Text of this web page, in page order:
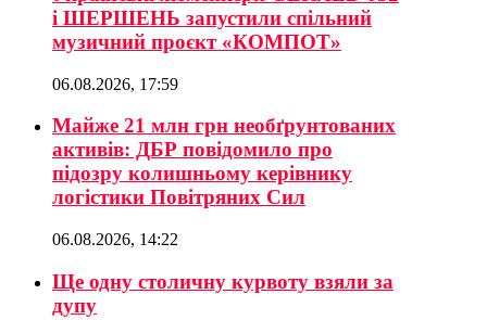
і ШЕРШЕНЬ запустили спільний
музичний проєкт «КОМПОТ»
06.08.2026, 17:59
Майже 21 млн грн необґрунтованих
активів: ДБР повідомило про
підозру колишньому керівнику
логістики Повітряних Сил
06.08.2026, 14:22
Ще одну столичну курвоту взяли за
дупу